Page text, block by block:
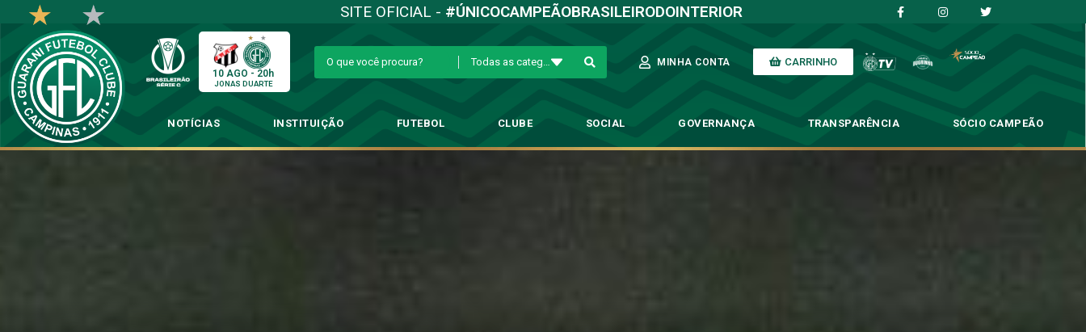
SITE OFICIAL - #ÚNICOCAMPEÃOBRASILEIRODOINTERIOR
10 AGO - 20h
JONAS DUARTE
MINHA CONTA CARRINHO
NOTÍCIAS INSTITUIÇÃO FUTEBOL CLUBE SOCIAL GOVERNANÇA TRANSPARÊNCIA SÓCIO CAMPEÃO